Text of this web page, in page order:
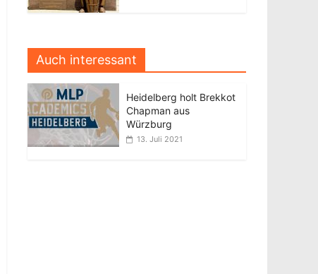
Auch interessant
Heidelberg holt Brekkot
Chapman aus
Würzburg
13. Juli 2021